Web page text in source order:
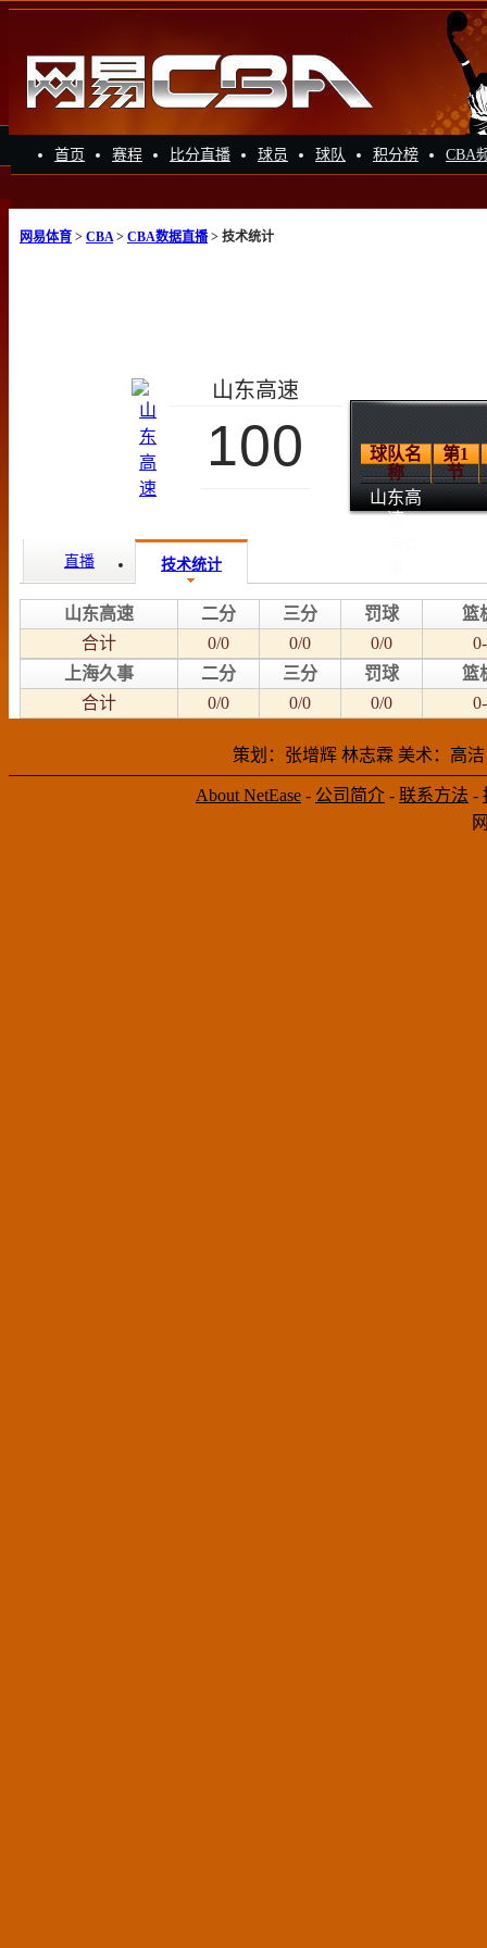
首页 赛程 比分直播 球员 球队 积分榜 CBA
网易体育 > CBA> CBA数据直播> 技术统计
山东高速
100
球队名
称
第1
节
山东高
速
直播 技术统计
山东高速 二分 三分 罚球
篮
合计
0/0 0/0 0/0
上海久事
二分 三分 罚球
篮
合计
0/0 0/0 0/0
策划：张增辉 林志霖 美术：高
About NetEase - 公司简介 - 联系方法 -